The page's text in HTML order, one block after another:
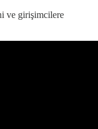
ve girişimcilere